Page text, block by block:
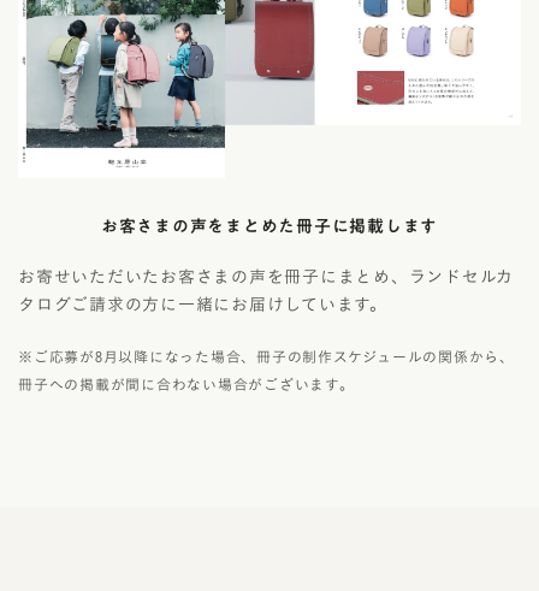
お客さまの声をまとめた冊子に掲載します
お寄せいただいたお客さまの声を冊子にまとめ、ランドセルカ
タログご請求の方に一緒にお届けしています。
※ご応募が8月以降になった場合、冊子の制作スケジュールの関係から、
冊子への掲載が間に合わない場合がございます。